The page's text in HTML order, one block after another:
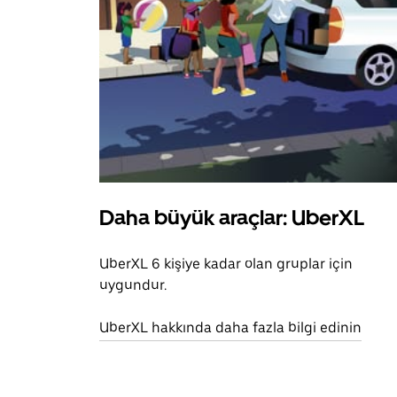
Daha büyük araçlar: UberXL
UberXL 6 kişiye kadar olan gruplar için
uygundur.
UberXL hakkında daha fazla bilgi edinin